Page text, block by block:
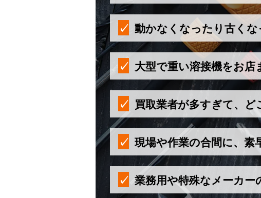
動かなくなったり古く
大型で重い溶接機をお店
買取業者が多すぎて、ど
現場や作業の合間に、
業務用や特殊なメーカー